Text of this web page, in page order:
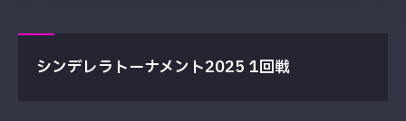
シンデレラトーナメント2025 1回戦